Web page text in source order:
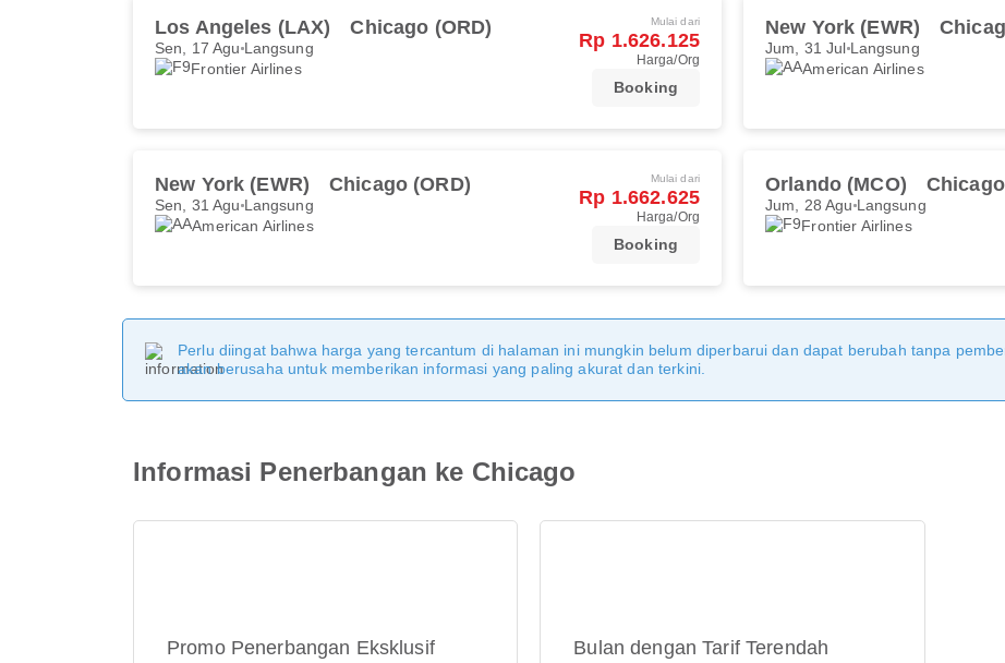
Los Angeles (LAX) Chicago (ORD)
Sen, 17 Agu Langsung
Frontier Airlines
Mulai dari
Rp 1.626.125
Harga/Org
Booking
New York (EWR)
Jum, 31 Jul Langsung
American Airlines
New York (EWR) Chicago (ORD)
Sen, 31 Agu Langsung
American Airlines
Mulai dari
Rp 1.662.625
Harga/Org
Booking
Orlando (MCO)
Jum, 28 Agu Langsung
Frontier Airlines
Perlu diingat bahwa harga yang tercantum di halaman ini mungkin belum diperbarui dan dapat berubah tanpa
akan berusaha untuk memberikan informasi yang paling akurat dan terkini.
Informasi Penerbangan ke Chicago
Promo Penerbangan Eksklusif Bulan dengan Tarif Terendah